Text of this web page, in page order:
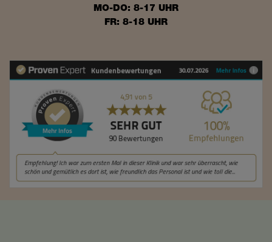
MO-DO: 8-17 UHR
FR: 8-18 UHR